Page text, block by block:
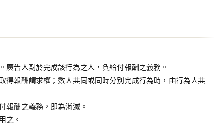
廣告人對於完成該行為之人，負給付報酬之義務。
得報酬請求權；數人共同或同時分別完成行為時，由行為人共
報酬之義務，即為消滅。
之。